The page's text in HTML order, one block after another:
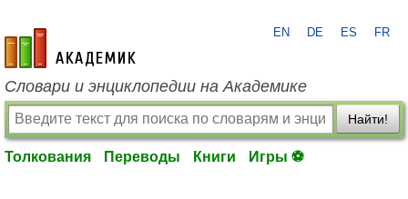
academic.ru
EN DE ES FR
Словари и энциклопедии на Академике
Найти!
Толкования Переводы Книги Игры ⚽